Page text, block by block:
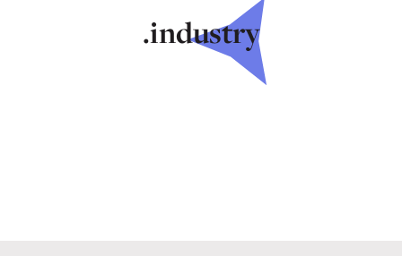
.industry